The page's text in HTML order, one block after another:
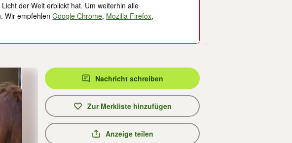
der Welt erblickt hat. Um weiterhin alle
Wir empfehlenGoogle Chrome, Mozilla Firefox,
Nachricht schreiben
Zur Merkliste hinzufügen
Anzeige teilen